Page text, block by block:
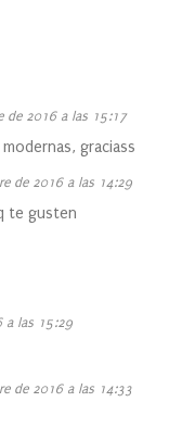
de 2016 a las 15:17
graciass
de 2016 a las 14:29
te gusten
a las 15:29
de 2016 a las 14:33